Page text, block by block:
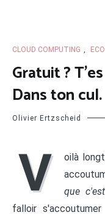
CLOUD COMPUTING
Gratuit ?
Dans ton cul.
Olivier Ertzscheid
V
oilà
que
falloir